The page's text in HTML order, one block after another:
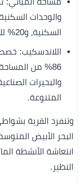
السكنية، و20% للشاليهات).
اللاندسكيب:
86% من
والبحيرات
المتنوعة.
وتنفرد القرية
البحر الأبيض
انتعاشة الأنشطة
النظير.